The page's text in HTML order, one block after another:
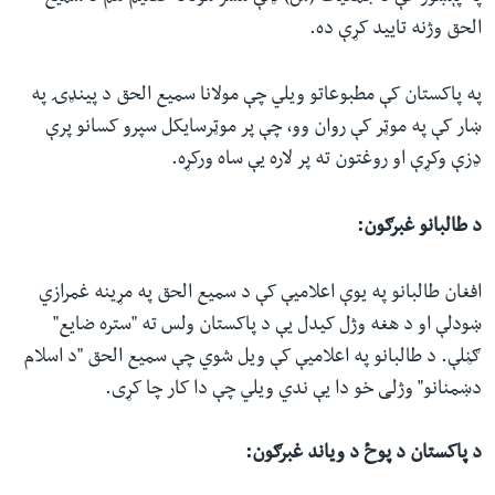
الحق وژنه تایید کړې ده.
په پاکستان کې مطبوعاتو ویلي چې مولانا سمیع الحق د پینډۍ په
ښار کې په موټر کې روان وو، چې پر موټرسایکل سپرو کسانو پرې
ډزې وکړې او روغتون ته پر لاره یې ساه ورکړه.
د طالبانو غبرګون:
افغان طالبانو په یوې اعلامیې کې د سمیع الحق په مړینه غمرازي
ښودلې او د هغه وژل کیدل یې د پاکستان ولس ته "ستره ضایع"
ګڼلې. د طالبانو په اعلامیې کې ویل شوي چې سمیع الحق "د اسلام
دښمنانو" وژلی خو دا یې ندي ویلي چې دا کار چا کړی.
د پاکستان د پوځ د ویاند غبرګون: